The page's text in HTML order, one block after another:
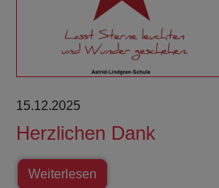
15.12.2025
Herzlichen Dank
Weiterlesen